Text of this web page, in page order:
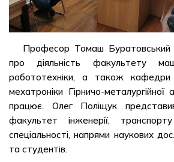
Професор Томаш Буратовський
про діяльність факультету
робототехніки, а також кафедри
мехатроніки Гірничо-металургійної
працює. Олег Поліщук
факультет інженерії,
спеціальності, напрями наукових
та студентів.